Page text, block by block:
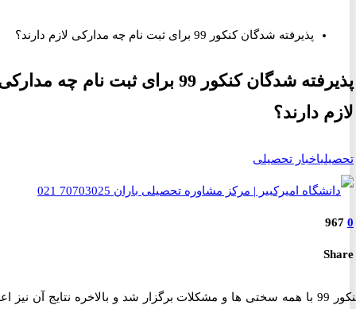
پذیرفته شدگان کنکور 99 برای ثبت نام چه مدارکی لازم دارند؟
پذیرفته شدگان کنکور 99 برای ثبت نام چه مدارکی
دارند؟
اخبار تحصیلی
کنکور 99 با همه سختی ها و مشکلات برگزار شد و بالاخره نتایج آن نیز اعلام